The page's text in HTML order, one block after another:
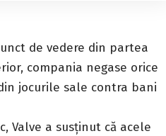
de vedere din partea
compania negase orice
jocurile sale contra bani
Valve a susținut că acele